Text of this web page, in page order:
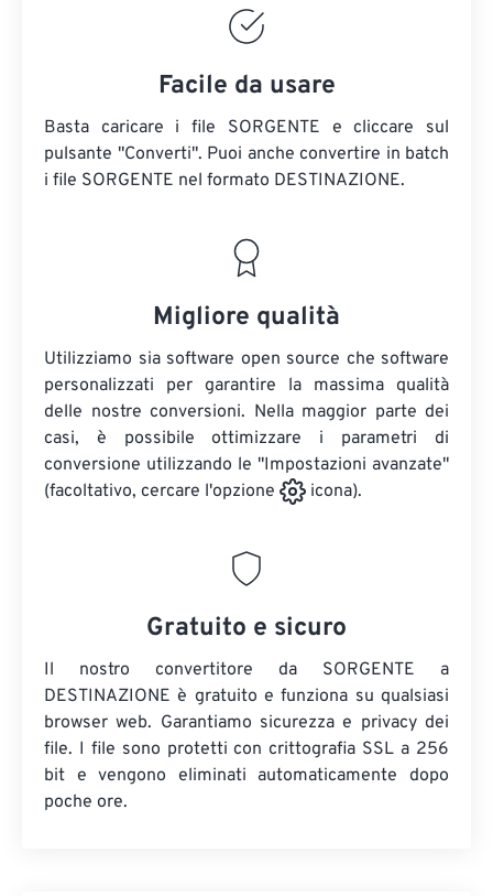
Facile da usare
Basta caricare i file SORGENTE e cliccare sul
pulsante "Converti". Puoi anche convertire in batch
i file SORGENTE nel formato DESTINAZIONE.
Migliore qualità
Utilizziamo sia software open source che software
personalizzati per garantire la massima qualità
delle nostre conversioni. Nella maggior parte dei
casi, è possibile ottimizzare i parametri di
conversione utilizzando le "Impostazioni avanzate"
(facoltativo, cercare l'opzione
icona).
Gratuito e sicuro
Il nostro convertitore da SORGENTE a
DESTINAZIONE è gratuito e funziona su qualsiasi
browser web. Garantiamo sicurezza e privacy dei
file. I file sono protetti con crittografia SSL a 256
bit e vengono eliminati automaticamente dopo
poche ore.